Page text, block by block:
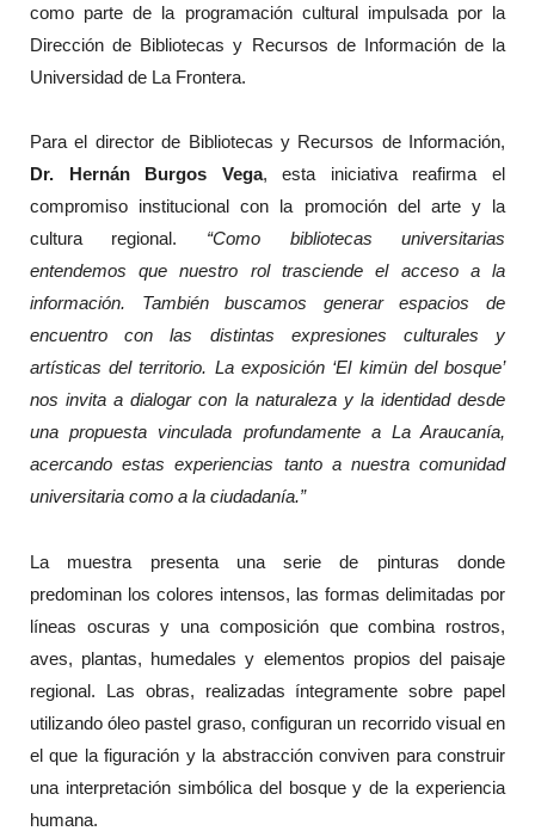
como parte de la programación cultural impulsada por la
Dirección de Bibliotecas y Recursos de Información de la
Universidad de La Frontera.
Para el director de Bibliotecas y Recursos de Información,
Dr. Hernán Burgos Vega, esta iniciativa reafirma el
compromiso institucional con la promoción del arte y la
cultura regional. “Como bibliotecas universitarias
entendemos que nuestro rol trasciende el acceso a la
información. También buscamos generar espacios de
encuentro con las distintas expresiones culturales y
artísticas del territorio. La exposición ‘El kimün del bosque’
nos invita a dialogar con la naturaleza y la identidad desde
una propuesta vinculada profundamente a La Araucanía,
acercando estas experiencias tanto a nuestra comunidad
universitaria como a la ciudadanía.”
La muestra presenta una serie de pinturas donde
predominan los colores intensos, las formas delimitadas por
líneas oscuras y una composición que combina rostros,
aves, plantas, humedales y elementos propios del paisaje
regional. Las obras, realizadas íntegramente sobre papel
utilizando óleo pastel graso, configuran un recorrido visual en
el que la figuración y la abstracción conviven para construir
una interpretación simbólica del bosque y de la experiencia
humana.